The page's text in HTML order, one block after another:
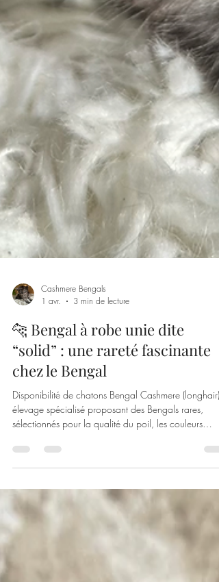
Cashmere Bengals
1 avr.
3 min de lecture
🐆 Bengal à robe unie dite
“solid” : une rareté fascinante
chez le Bengal
élevage spécialisé proposant des Bengals rares,
sélectionnés pour la qualité du poil, les couleurs
tempérament.